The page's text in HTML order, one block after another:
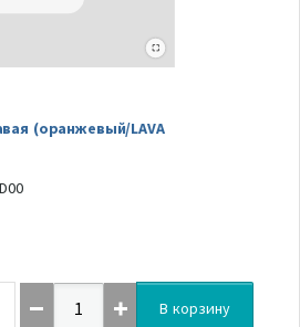
(оранжевый/LAVA
В корзину